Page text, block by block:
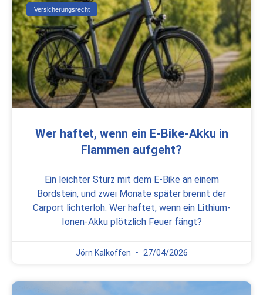
Versicherungsrecht
Wer haftet, wenn ein E-Bike-Akku in
Flammen aufgeht?
Ein leichter Sturz mit dem E-Bike an einem
Bordstein, und zwei Monate später brennt der
Carport lichterloh. Wer haftet, wenn ein Lithium-
Ionen-Akku plötzlich Feuer fängt?
Jörn Kalkoffen 27/04/2026